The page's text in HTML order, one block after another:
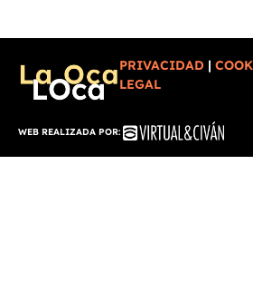
PRIVACIDAD |
LEGAL
WEB REALIZADA POR: